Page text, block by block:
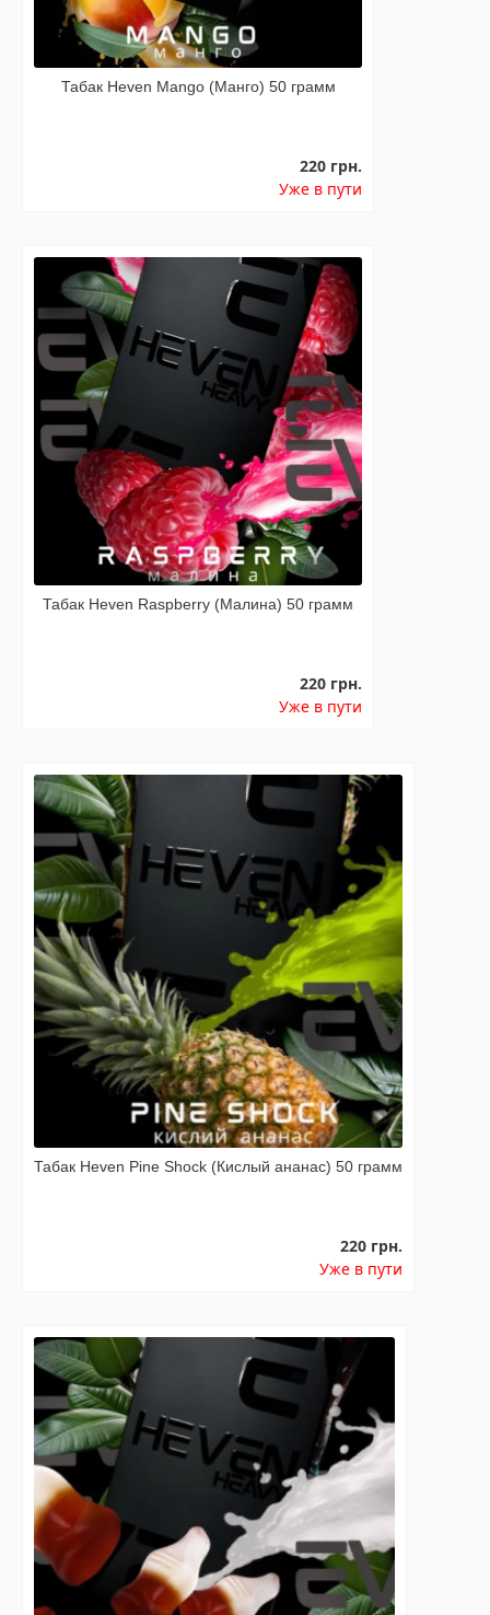
Табак Heven Mango (Манго) 50 грамм
220 грн.
Уже в пути
Табак Heven Raspberry (Малина) 50 грамм
220 грн.
Уже в пути
Табак Heven Pine Shock (Кислый ананас) 50 грамм
220 грн.
Уже в пути